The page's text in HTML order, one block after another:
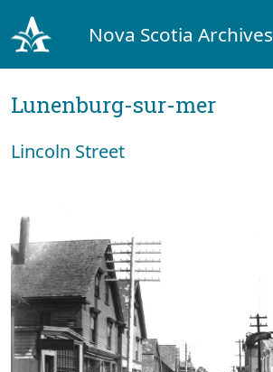
Nova Scotia Archives
Lunenburg-sur-mer
Lincoln Street